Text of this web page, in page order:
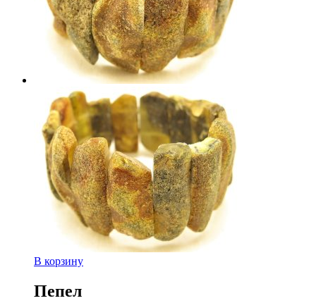
В корзину
Пепел